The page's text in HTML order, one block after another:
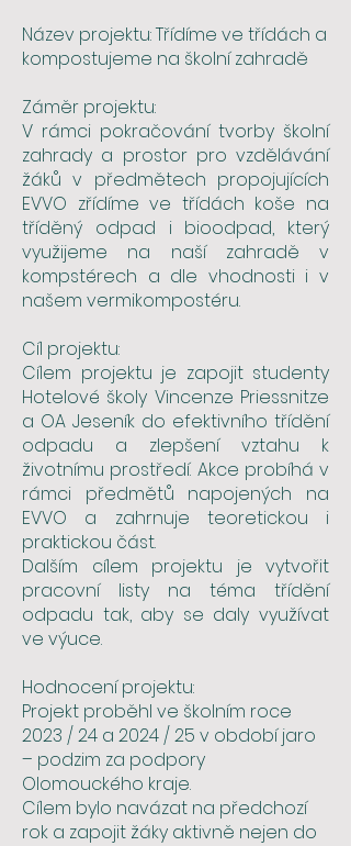
Název projektu: Třídíme ve třídách a
kompostujeme na školní zahradě
Záměr projektu:
V rámci pokračování tvorby školní
zahrady a prostor pro vzdělávání
žáků v předmětech propojujících
EVVO zřídíme ve třídách koše na
tříděný odpad i bioodpad, který
využijeme na naší zahradě v
kompstérech a dle vhodnosti i v
našem vermikompostéru.
Cíl projektu:
Cílem projektu je zapojit studenty
Hotelové školy Vincenze Priessnitze
a OA Jeseník do efektivního třídění
odpadu a zlepšení vztahu k
životnímu prostředí. Akce probíhá v
rámci předmětů napojených na
EVVO a zahrnuje teoretickou i
praktickou část.
Dalším cílem projektu je vytvořit
pracovní listy na téma třídění
odpadu tak, aby se daly využívat
ve výuce.
Hodnocení projektu:
Projekt proběhl ve školním roce
2023 / 24 a 2024 / 25 v období jaro
– podzim za podpory
Olomouckého kraje.
Cílem bylo navázat na předchozí
rok a zapojit žáky aktivně nejen do